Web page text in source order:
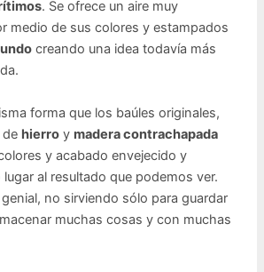
. Se ofrece un aire muy
medio de sus colores y estampados
creando una idea todavía más
forma que los baúles originales,
de hierro y madera contrachapada
y acabado envejecido y
al resultado que podemos ver.
no sirviendo sólo para guardar
muchas cosas y con muchas